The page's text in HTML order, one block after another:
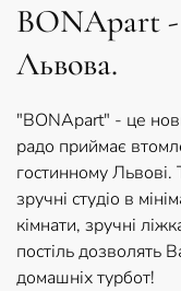
BONApart -
Львова.
"BONApart" - це
радо приймає
гостинному Львові.
зручні студіо в
кімнати, зручні
постіль дозволять
домашніх турбот!